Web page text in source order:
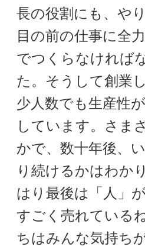
長の役割にも、や
目の前の仕事に全
でつくらなければ
た。そうして創業
少人数でも生産性
しています。さま
かで、数十年後、
り続けるかはわか
はり最後は「人」
すごく売れている
ちはみんな気持ち